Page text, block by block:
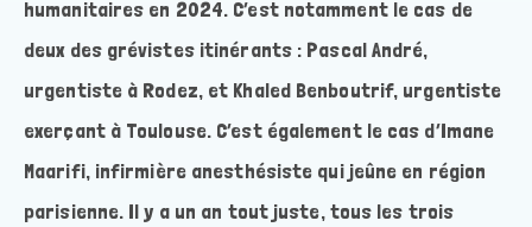
humanitaires en 2024. C’est notamment le cas de
deux des grévistes itinérants : Pascal André,
urgentiste à Rodez, et Khaled Benboutrif, urgentiste
exerçant à Toulouse. C’est également le cas d’Imane
Maarifi, infirmière anesthésiste qui jeûne en région
parisienne. Il y a un an tout juste, tous les trois